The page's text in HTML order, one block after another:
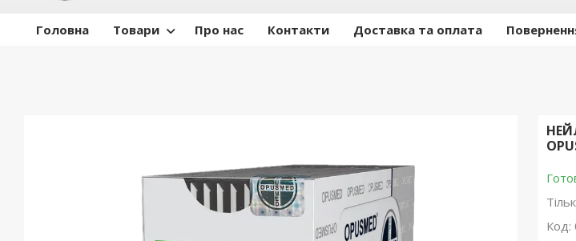
Головна Товари Про нас Контакти Доставка та оплата
Код: